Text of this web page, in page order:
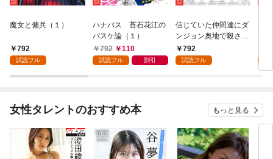
魔女と傭兵（１）
792
試読フル
ハナバス 苔石花江の
バスケ論（１）
792
110
試読フル 割引
信じていた仲間達にダ
ンジョン奥地で殺され
かけたがギフト『無限
ガチャ』でレベル９９
『ざまぁ！』します！
792
試読フル
追
強
～
（
女性タレントのおすすめ本 もっと見る